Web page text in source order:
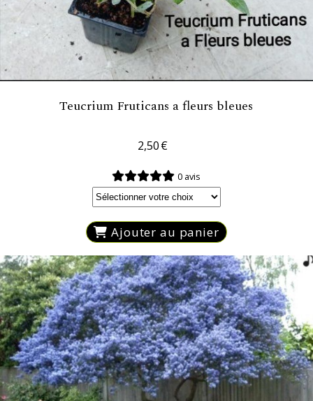
Teucrium Fruticans a fleurs bleues
2,50€
0 avis
Ajouter au panier